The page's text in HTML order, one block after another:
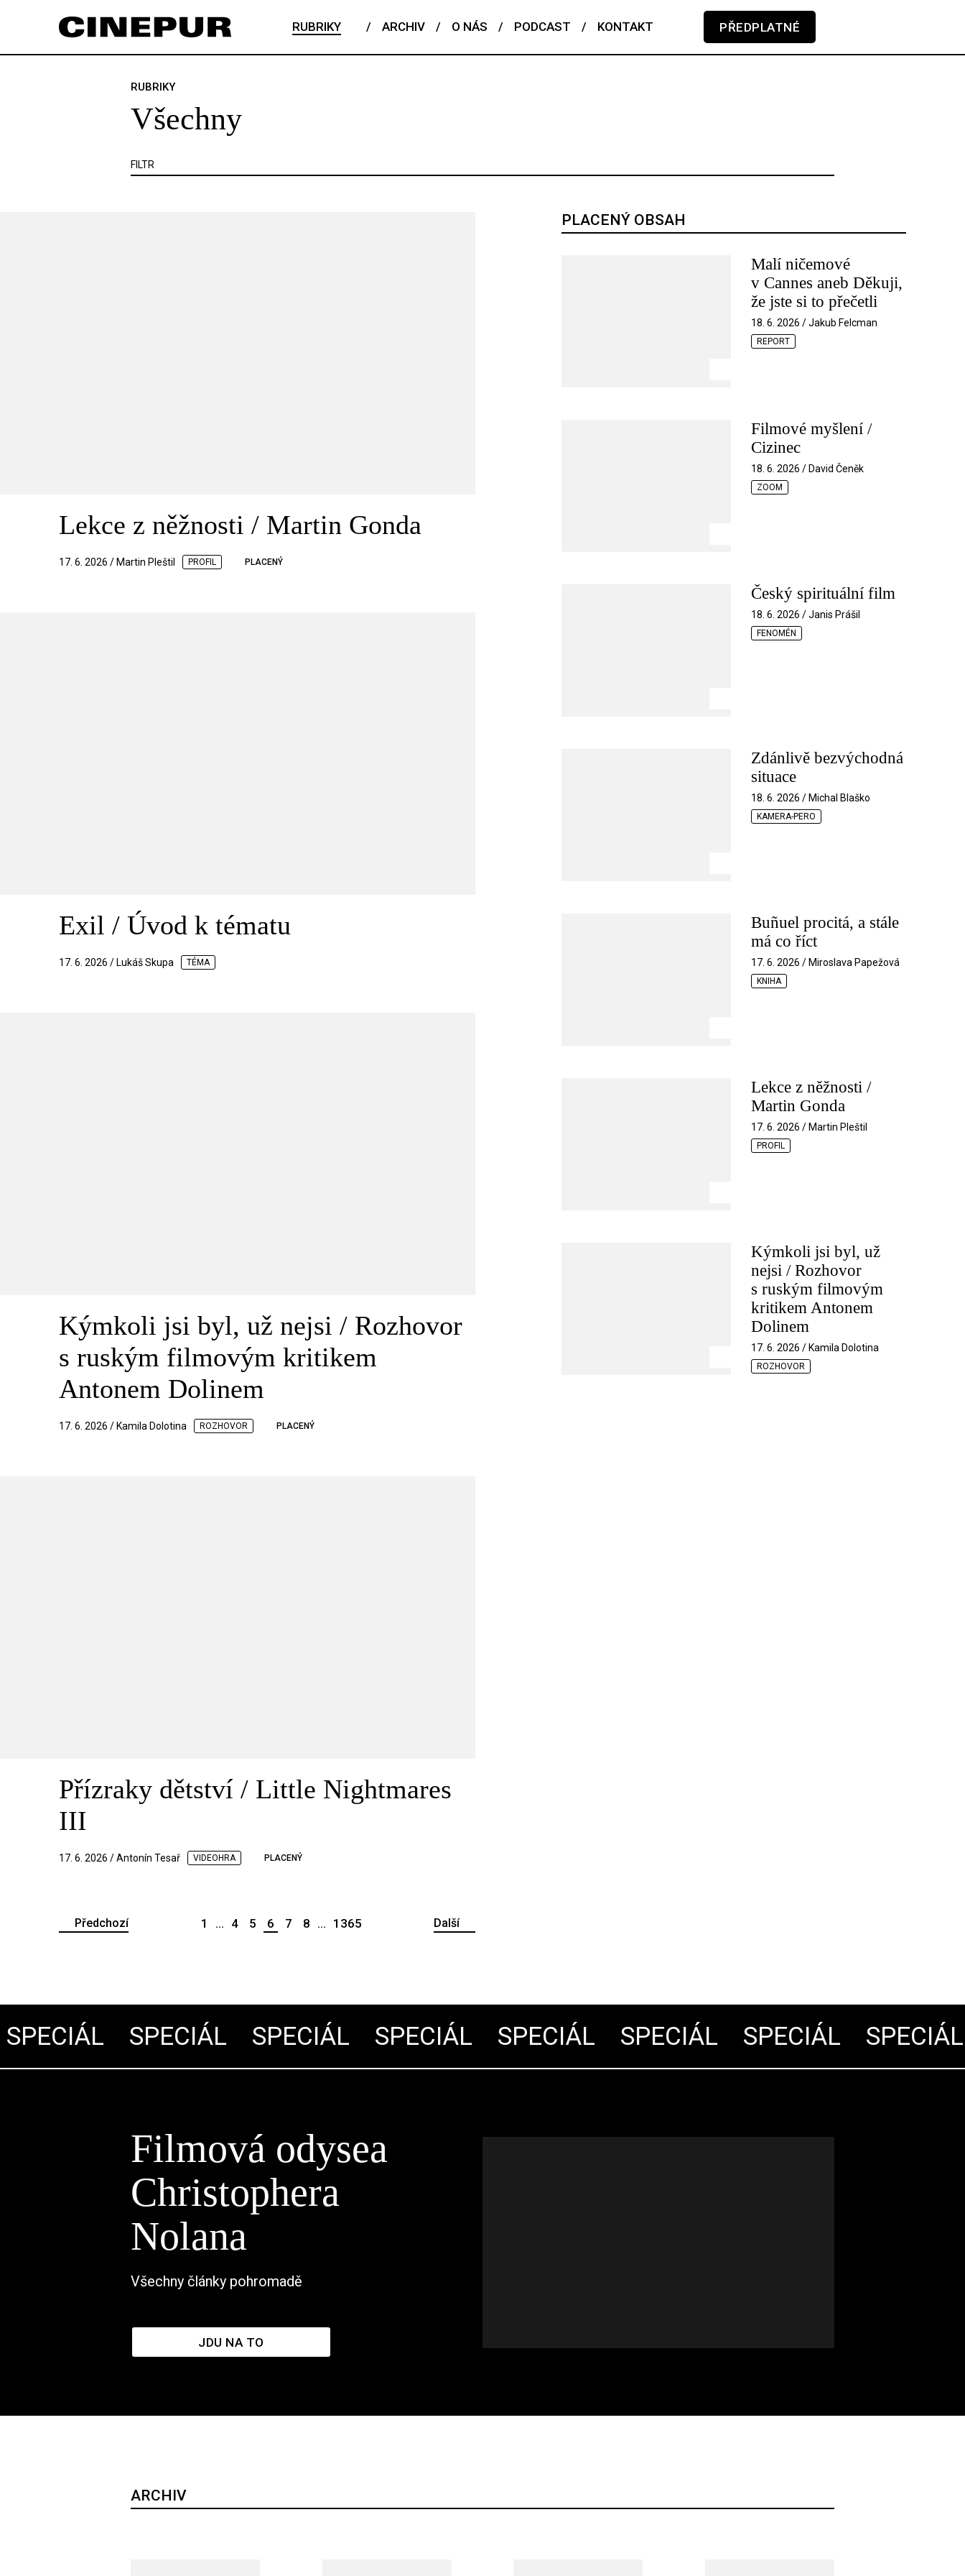
RUBRIKY / ARCHIV / O NÁS / PODCAST / KONTAKT PŘEDPLATNÉ
RUBRIKY
Všechny
FILTR
Článek je zadarmo
KNIHA KRITIKA
Lekce z něžnosti / Martin Gonda
17. 6. 2026 / Martin Pleštil PROFIL PLACENÝ
Exil / Úvod k tématu
17. 6. 2026 / Lukáš Skupa TÉMA
Kýmkoli jsi byl, už nejsi / Rozhovor
s ruským filmovým kritikem
Antonem Dolinem
17. 6. 2026 / Kamila Dolotina ROZHOVOR PLACENÝ
Přízraky dětství / Little Nightmares
III
17. 6. 2026 / Antonín Tesař VIDEOHRA PLACENÝ
Předchozí 1 ... 4 5 6 7 8 ... 1365 Další
PLACENÝ OBSAH
Malí ničemové
v Cannes aneb Děkuji,
že jste si to přečetli
18. 6. 2026 / Jakub Felcman
REPORT
Filmové myšlení /
Cizinec
18. 6. 2026 / David Čeněk
ZOOM
Český spirituální film
18. 6. 2026 / Janis Prášil
FENOMÉN
Zdánlivě bezvýchodná
situace
18. 6. 2026 / Michal Blaško
KAMERA-PERO
Buñuel procitá, a stále
má co říct
17. 6. 2026 / Miroslava Papežová
KNIHA
Lekce z něžnosti /
Martin Gonda
17. 6. 2026 / Martin Pleštil
PROFIL
Kýmkoli jsi byl, už
nejsi / Rozhovor
s ruským filmovým
kritikem Antonem
Dolinem
17. 6. 2026 / Kamila Dolotina
ROZHOVOR
SPECIÁL SPECIÁL SPECIÁL SPECIÁL SPECIÁL SPECIÁL SPECIÁL
Filmová odysea
Christophera
Nolana
Všechny články pohromadě
JDU NA TO
ARCHIV